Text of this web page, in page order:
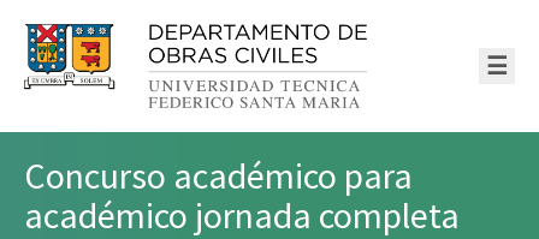
☰
Concurso académico para
académico jornada completa